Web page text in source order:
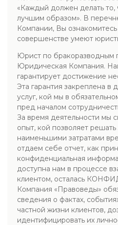
«Каждый должен делать то,
лучшим образом». В
Компании, Вы ознакомитесь
совершенстве умеют
Юрист по бракоразводным
Юридическая Компания.
гарантирует достижение
Эта гарантия закреплена в
услуг, кой мы в
пред началом
За время деятельности мы
опыт, кой позволяет
наименьшими затратами
отдаем себе отчет, как
конфиденциальная
доступна нам в процессе
клиентом, осталась
Компания «Правоведы»
сведения о фактах,
частной жизни клиентов,
идентифицировать их